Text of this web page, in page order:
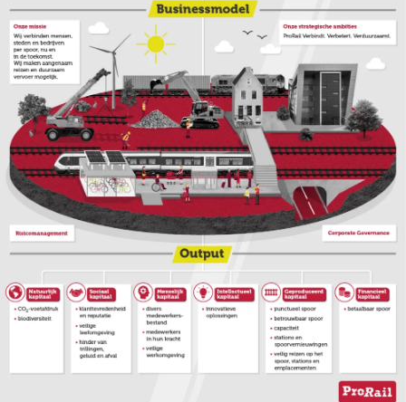
Op zoek naar een oplossing voor
jouw vraagstuk?
Neem contact op
Je kunt ook bellen of mailen
info@bigfish.nl 040 - 84 34 090